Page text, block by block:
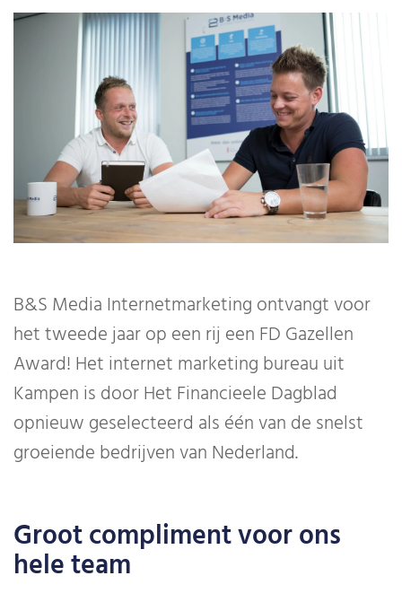
B&S Media Internetmarketing ontvangt voor
het tweede jaar op een rij een FD Gazellen
Award! Het internet marketing bureau uit
Kampen is door Het Financieele Dagblad
opnieuw geselecteerd als één van de snelst
groeiende bedrijven van Nederland.
Groot compliment voor ons
hele team